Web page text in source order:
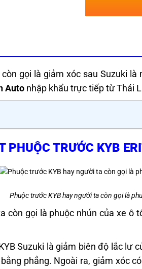
còn gọi là giảm xóc sau Suzuki
Auto nhập khẩu trực tiếp từ Thái
PHUỘC TRƯỚC KYB
Phuộc trước KYB hay người ta còn gọi là
còn gọi là phuộc nhún của xe ô
Suzuki là giảm biên độ lắc lư
phẳng. Ngoài ra, giảm xóc